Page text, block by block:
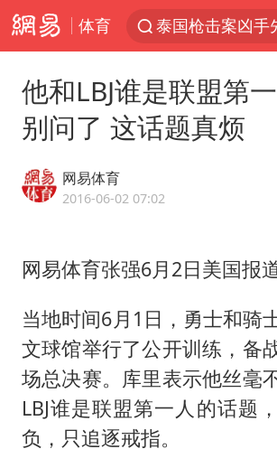
体育
国防部回应日本
四川宜宾市高县
“立秋的第一杯奶
改名后的“青海拉
他和LBJ谁是联盟第
别问了 这话题真烦
网易体育
2016-06-02 07:02
网易体育张强6月2日美国报
当地时间6月1日，勇士和骑
文球馆举行了公开训练，备
场总决赛。库里表示他丝毫
LBJ谁是联盟第一人的话题
负，只追逐戒指。